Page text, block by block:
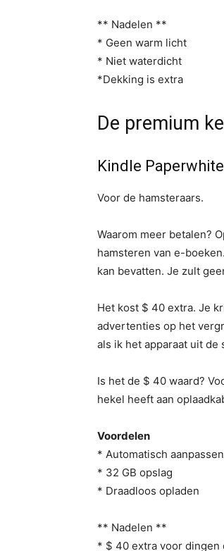
** Nadelen **
* Geen warm licht
* Niet waterdicht
*Dekking is extra
De premium
Kindle
Voor de hamsteraars.
Waarom meer betalen?
hamsteren van e-
kan bevatten. Je zult
Het kost $ 40 extra. Je
advertenties op het
als ik het apparaat uit de
Is het de $ 40 waard?
hekel heeft aan
Voordelen
* Automatisch
* 32 GB opslag
* Draadloos opladen
** Nadelen **
* $ 40 extra voor